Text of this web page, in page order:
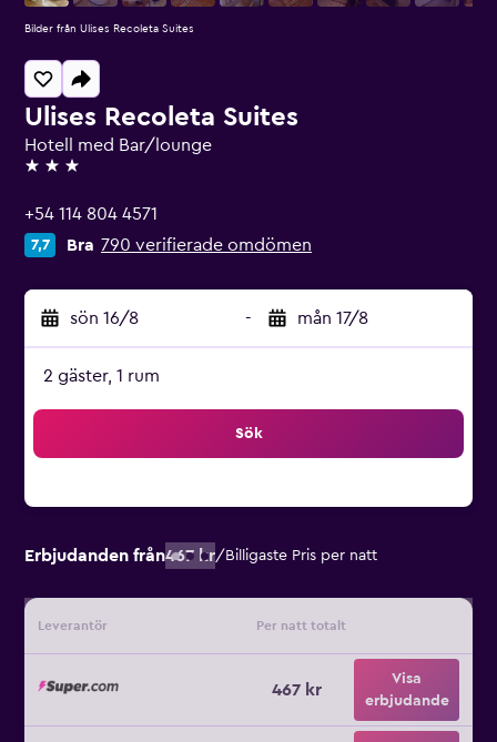
Ulises Recoleta Suites
Hotell med Bar/lounge
3 stjärnor
+54 114 804 4571
7,7 Bra 790 verifierade omdömen
sön 16/8 - mån 17/8
2 gäster, 1 rum
Sök
Erbjudanden från467 kr/ Billigaste Pris per natt
Leverantör Per natt totalt
467 kr
Visa
erbjudande
Bilder från Ulises Recoleta Suites